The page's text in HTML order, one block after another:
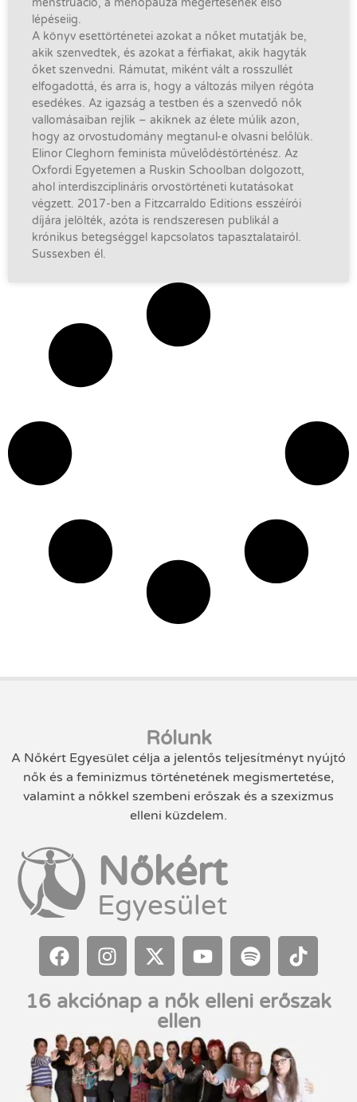
menstruáció, a menopauza megértésének első
lépéseiig.
A könyv esettörténetei azokat a nőket mutatják be,
akik szenvedtek, és azokat a férfiakat, akik hagyták
őket szenvedni. Rámutat, miként vált a rosszullét
elfogadottá, és arra is, hogy a változás milyen régóta
esedékes. Az igazság a testben és a szenvedő nők
vallomásaiban rejlik – akiknek az élete múlik azon,
hogy az orvostudomány megtanul-e olvasni belőlük.
Elinor Cleghorn feminista művelődéstörténész. Az
Oxfordi Egyetemen a Ruskin Schoolban dolgozott,
ahol interdiszciplináris orvostörténeti kutatásokat
végzett. 2017-ben a Fitzcarraldo Editions esszéírói
díjára jelölték, azóta is rendszeresen publikál a
krónikus betegséggel kapcsolatos tapasztalatairól.
Sussexben él.
Rólunk
A Nőkért Egyesület célja a jelentős teljesítményt nyújtó
nők és a feminizmus történetének megismertetése,
valamint a nőkkel szembeni erőszak és a szexizmus
elleni küzdelem.
Nőkért
Egyesület
16 akciónap a nők elleni erőszak
ellen